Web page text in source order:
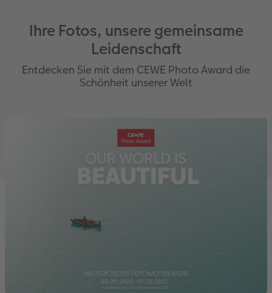
Ihre Fotos, unsere gemeinsame
Leidenschaft
Entdecken Sie mit dem CEWE Photo Award die
Schönheit unserer Welt